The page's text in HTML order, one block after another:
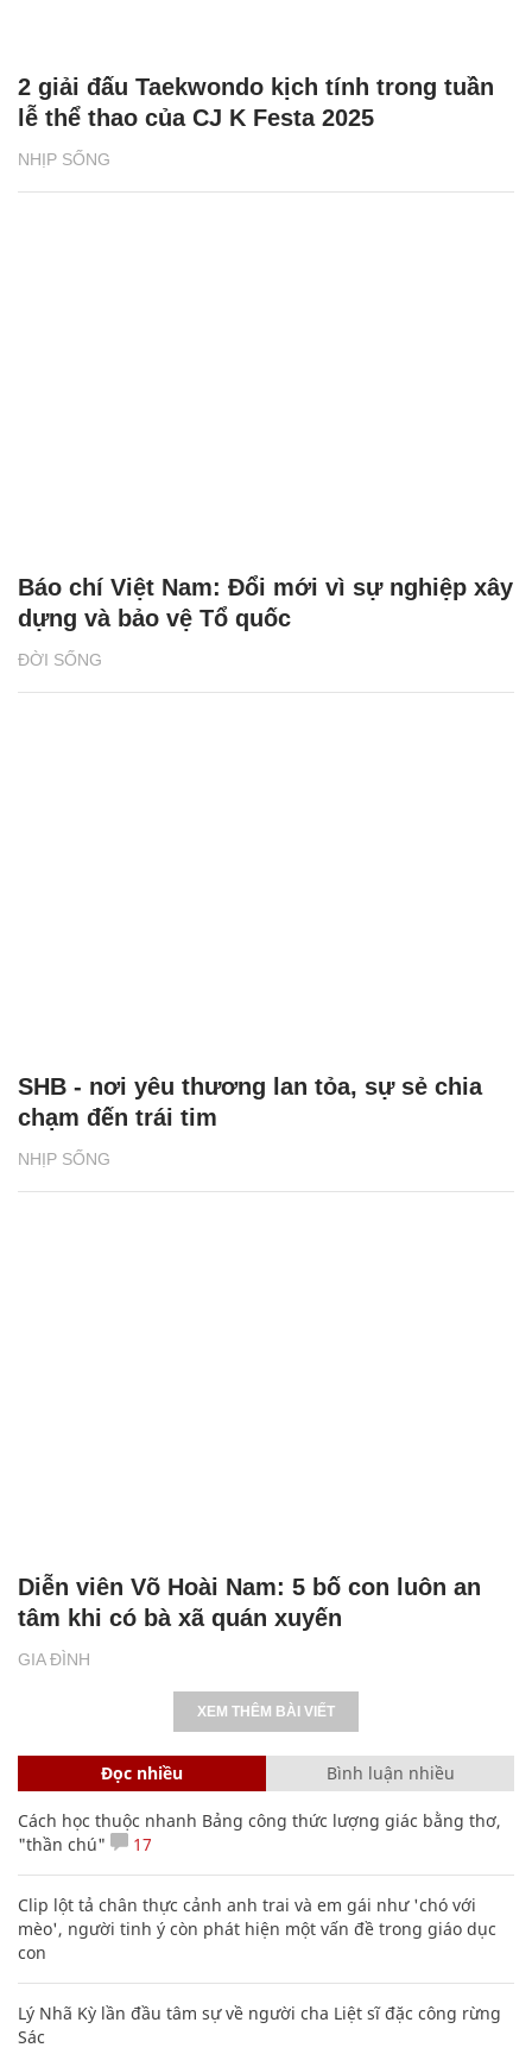
NHỊP SỐNG
2 giải đấu Taekwondo kịch tính trong tuần
lễ thể thao của CJ K Festa 2025
ĐỜI SỐNG
Báo chí Việt Nam: Đổi mới vì sự nghiệp xây
dựng và bảo vệ Tổ quốc
NHỊP SỐNG
SHB - nơi yêu thương lan tỏa, sự sẻ chia
chạm đến trái tim
GIA ĐÌNH
Diễn viên Võ Hoài Nam: 5 bố con luôn an
tâm khi có bà xã quán xuyến
XEM THÊM BÀI VIẾT
Đọc nhiều Bình luận nhiều
Cách học thuộc nhanh Bảng công thức lượng giác bằng thơ,
"thần chú"
17
Clip lột tả chân thực cảnh anh trai và em gái như 'chó với
mèo', người tinh ý còn phát hiện một vấn đề trong giáo dục
con
Lý Nhã Kỳ lần đầu tâm sự về người cha Liệt sĩ đặc công rừng
Sác